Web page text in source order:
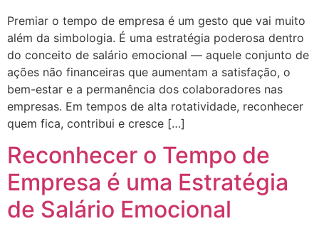
Premiar o tempo de empresa é um gesto que vai muito
além da simbologia. É uma estratégia poderosa dentro
do conceito de salário emocional — aquele conjunto de
ações não financeiras que aumentam a satisfação, o
bem-estar e a permanência dos colaboradores nas
empresas. Em tempos de alta rotatividade, reconhecer
quem fica, contribui e cresce […]
Reconhecer o Tempo de
Empresa é uma Estratégia
de Salário Emocional